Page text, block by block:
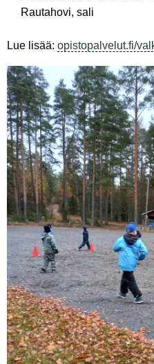
Rautahovi, sali
Lue lisää: opistopalvelut.fi/